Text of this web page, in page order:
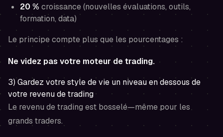
20 % croissance (nouvelles évaluations, outils,
formation, data)
Le principe compte plus que les pourcentages :
Ne videz pas votre moteur de trading.
3) Gardez votre style de vie un niveau en dessous de
votre revenu de trading
Le revenu de trading est bosselé—même pour les
grands traders.